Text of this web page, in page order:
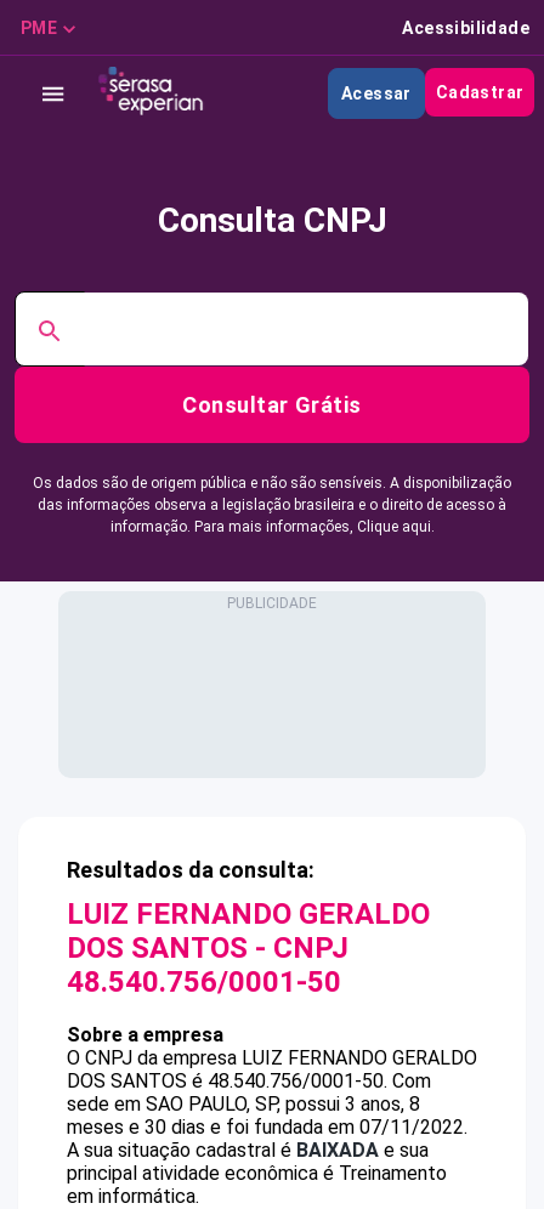
PME Acessibilidade
Acessar Cadastrar
Consulta CNPJ
Consultar Grátis
Os dados são de origem pública e não são sensíveis. A disponibilização
das informações observa a legislação brasileira e o direito de acesso à
informação. Para mais informações, Clique aqui.
Resultados da consulta:
LUIZ FERNANDO GERALDO
DOS SANTOS - CNPJ
48.540.756/0001-50
Sobre a empresa
O CNPJ da empresa LUIZ FERNANDO GERALDO
DOS SANTOS é 48.540.756/0001-50. Com
sede em SAO PAULO, SP, possui 3 anos, 8
meses e 30 dias e foi fundada em 07/11/2022.
A sua situação cadastral é BAIXADA e sua
principal atividade econômica é Treinamento
em informática.